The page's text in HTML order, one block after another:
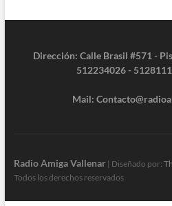
Dirección: Calle Brasil #571 -
512234026 -
Mail:
Radio Amiga Vallenar| Diseñado por:
Todos los derechos reservados